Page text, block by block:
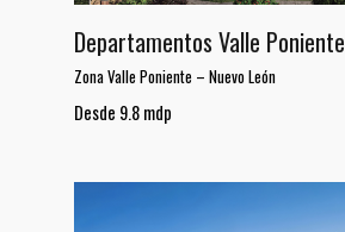
Departamentos Valle Poniente
Zona Valle Poniente – Nuevo León
Desde 9.8 mdp